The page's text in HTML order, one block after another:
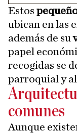
Estos
ubican en las
además de su
papel
recogidas se
parroquial y
comunes
Aunque